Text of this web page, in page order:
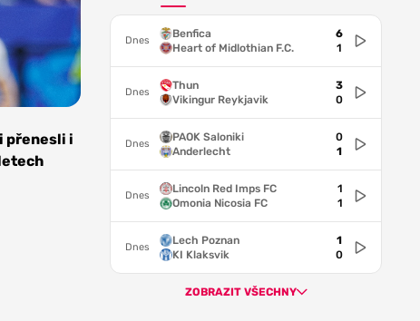
přenesli i
Dnes
Benfica
Heart of Midlothian F.C.
6
1
Dnes
Thun
Vikingur Reykjavik
3
0
Dnes
PAOK Saloniki
Anderlecht
0
1
Dnes
Lincoln Red Imps FC
Omonia Nicosia FC
1
1
Dnes
Lech Poznan
KI Klaksvik
1
0
ZOBRAZIT VŠECHNY